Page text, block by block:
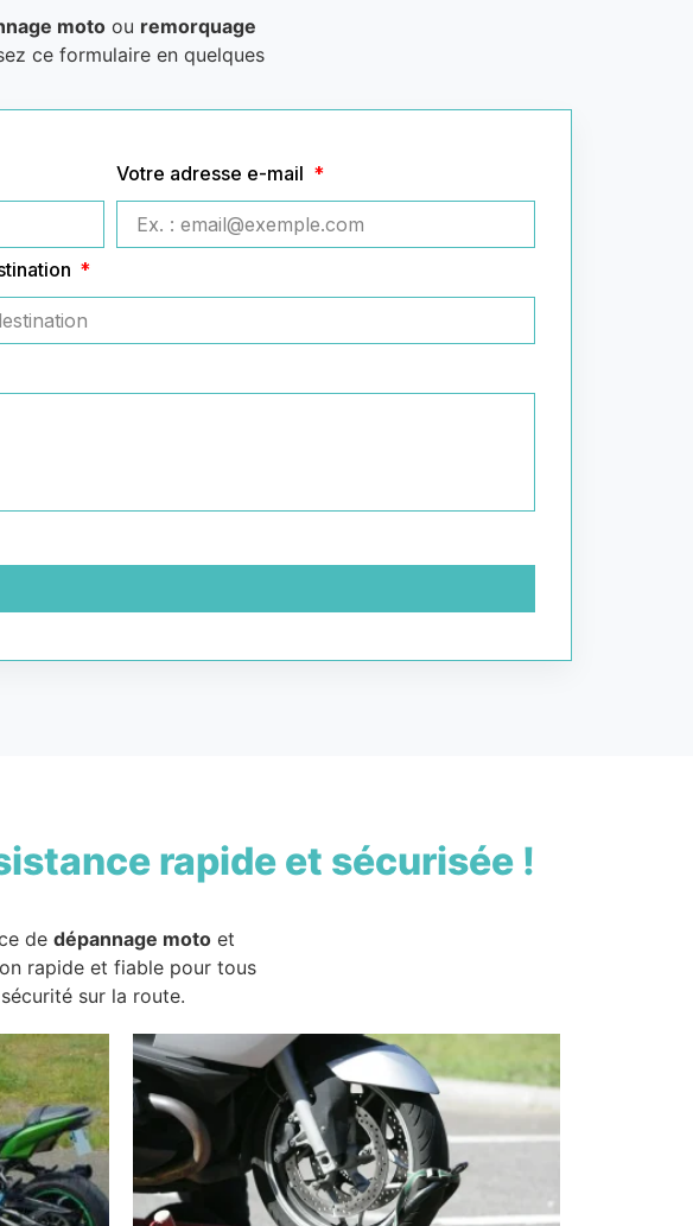
motoou remorquage
ce formulaire en quelques
Votre adresse e-mail
rapide et sécurisée !
de dépannage motoet
rapide et fiable pour tous
sur la route.